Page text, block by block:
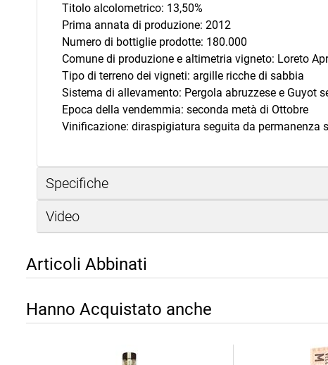
Titolo alcolometrico: 13,50%
Prima annata di produzione: 2012
Numero di bottiglie prodotte: 180.000
Comune di produzione e altimetria vigneto: Loreto
Tipo di terreno dei vigneti: argille ricche di sabbia
Sistema di allevamento: Pergola abruzzese e Guyot
Epoca della vendemmia: seconda metà di Ottobre
Vinificazione: diraspigiatura seguita da permanenza
Specifiche
Video
Articoli Abbinati
Hanno Acquistato anche